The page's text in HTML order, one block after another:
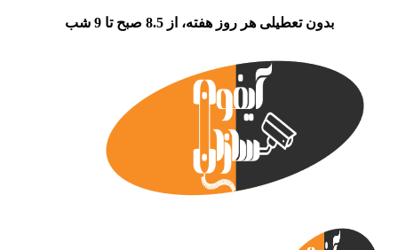
بدون تعطیلی هر روز هفته، از 8.5 صبح تا 9 شب